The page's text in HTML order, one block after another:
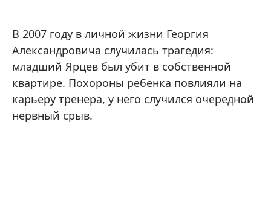
В 2007 году в личной жизни Георгия
Александровича случилась трагедия:
младший Ярцев был убит в собственной
квартире. Похороны ребенка повлияли на
карьеру тренера, у него случился очередной
нервный срыв.